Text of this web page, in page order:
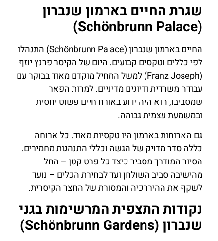
שגרת החיים בארמון שנברון
(Schönbrunn Palace)
החיים בארמון שנברון (Schönbrunn Palace) התנהלו
לפי כללים וטקסים קבועים. היום של הקיסר פרנץ יוזף
(Franz Joseph) למשל התחיל מוקדם מאוד בבוקר עם
עבודה משרדית ודיונים מדיניים. למרות הפאר
שמסביבו, הוא היה ידוע באורח חיים פשוט יחסית
ובמשמעת עצמית גבוהה.
גם הארוחות בארמון היו טקסיות מאוד. כל ארוחה
כללה סדר מדויק של הגשה וכללי התנהגות מחמירים.
הסיור המודרך מסביר כיצד כל פרט קטן – החל
מהישיבה סביב השולחן ועד לבחירת הכלים – נועד
לשקף את ההיררכיה והמסורת של החצר הקיסרית.
נקודות התצפית המרשימות בגני
שנברון (Schönbrunn Gardens)